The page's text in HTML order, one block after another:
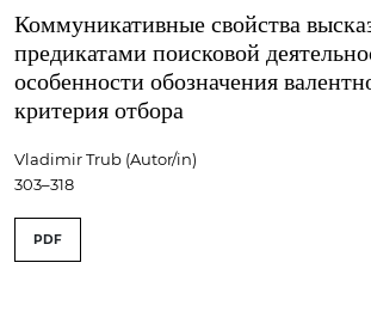
Коммуникативные свойства
предикатами поисковой
особенности обозначения
критерия отбора
Vladimir Trub (Autor/in)
303–318
PDF